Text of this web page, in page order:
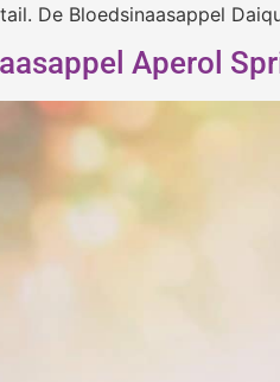
De Bloedsinaasappel
Aperol